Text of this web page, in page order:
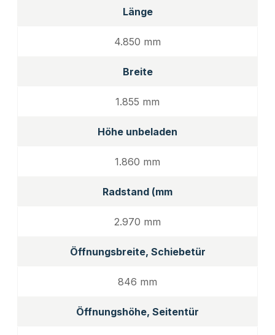
Länge
4.850 mm
Breite
1.855 mm
Höhe unbeladen
1.860 mm
Radstand (mm
2.970 mm
Öffnungsbreite, Schiebetür
846 mm
Öffnungshöhe, Seitentür